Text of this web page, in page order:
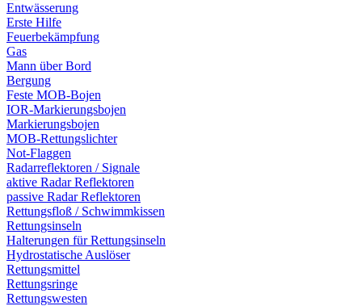
Entwässerung
Erste Hilfe
Feuerbekämpfung
Gas
Mann über Bord
Bergung
Feste MOB-Bojen
IOR-Markierungsbojen
Markierungsbojen
MOB-Rettungslichter
Not-Flaggen
Radarreflektoren / Signale
aktive Radar Reflektoren
passive Radar Reflektoren
Rettungsfloß / Schwimmkissen
Rettungsinseln
Halterungen für Rettungsinseln
Hydrostatische Auslöser
Rettungsmittel
Rettungsringe
Rettungswesten